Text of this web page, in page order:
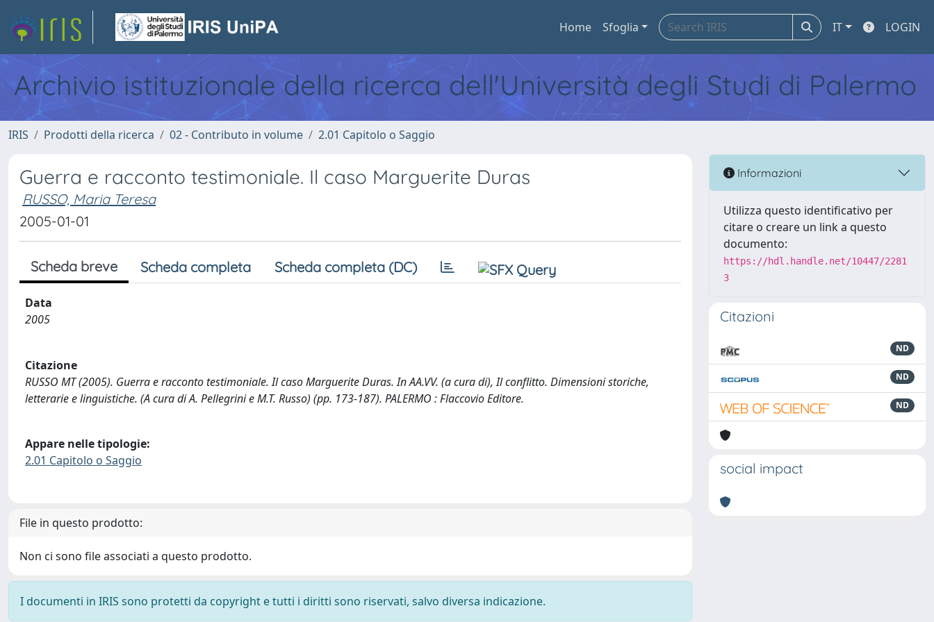
Home Sfoglia IT LOGIN
Archivio istituzionale della ricerca dell'Università degli Studi di Palermo
IRIS Prodotti della ricerca 02 - Contributo in volume 2.01 Capitolo o Saggio
Guerra e racconto testimoniale. Il caso Marguerite Duras
RUSSO, Maria Teresa
2005-01-01
Scheda breve Scheda completa Scheda completa (DC)
Data
2005
Citazione
RUSSO MT (2005). Guerra e racconto testimoniale. Il caso Marguerite Duras. In AA.VV. (a cura di), Il conflitto. Dimensioni storiche,
letterarie e linguistiche. (A cura di A. Pellegrini e M.T. Russo) (pp. 173-187). PALERMO : Flaccovio Editore.
Appare nelle tipologie:
2.01 Capitolo o Saggio
File in questo prodotto:
Non ci sono file associati a questo prodotto.
I documenti in IRIS sono protetti da copyright e tutti i diritti sono riservati, salvo diversa indicazione.
Informazioni
Utilizza questo identificativo per
citare o creare un link a questo
documento:
https://hdl.handle.net/10447/2281
3
Citazioni
ND
ND
ND
social impact